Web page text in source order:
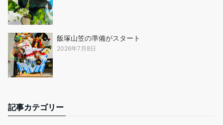
飯塚山笠の準備がスタート
2026年7月8日
記事カテゴリー